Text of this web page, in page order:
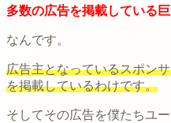
多数の広告を掲載している
なんです。
広告主となっているスポン
を掲載しているわけです。
そしてその広告を僕たちユ